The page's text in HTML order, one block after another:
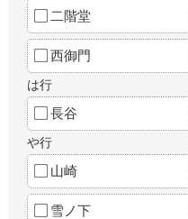
二階堂
西御門
は行
長谷
や行
山崎
雪ノ下